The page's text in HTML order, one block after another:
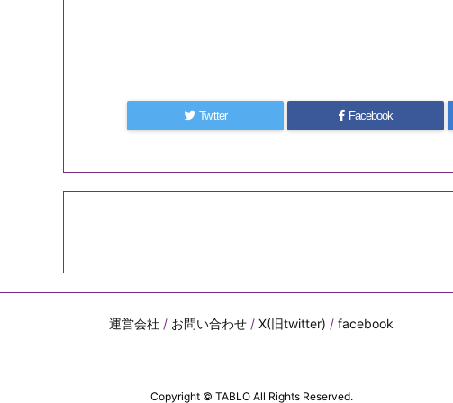
Twitter Facebook
運営会社 / お問い合わせ/ X(旧twitter) / facebook
Copyright © TABLOAll Rights Reserved.